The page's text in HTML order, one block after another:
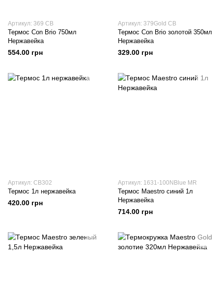
Артикул: 369 CB
Термос Con Brio 750мл
Нержавейка
554.00 грн
Артикул: 379Gold CB
Термос Con Brio золотой 350мл
Нержавейка
329.00 грн
Артикул: CB302
Термос 1л нержавейка
420.00 грн
Артикул: 1631-100NBlue MR
Термос Maestro синий 1л
Нержавейка
714.00 грн